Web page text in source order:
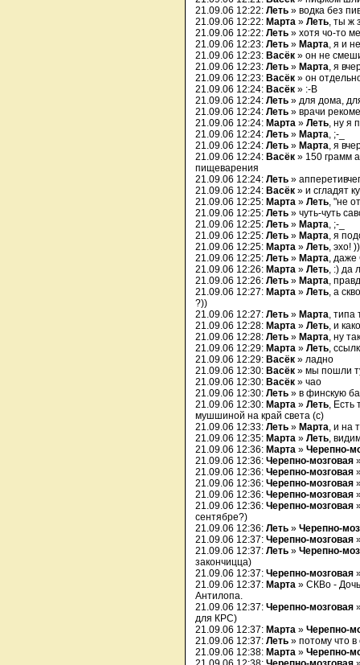
21.09.06 12:22: Леть » водка без
21.09.06 12:22: Марта » Леть, ты ж
21.09.06 12:22: Леть » хотя чо-то
21.09.06 12:23: Леть » Марта, я и
21.09.06 12:23: Васёк » он не
21.09.06 12:23: Леть » Марта, я
21.09.06 12:23: Васёк » он
21.09.06 12:24: Васёк » :-B
21.09.06 12:24: Леть » для дома,
21.09.06 12:24: Леть » врачи
21.09.06 12:24: Марта » Леть, ну я
21.09.06 12:24: Леть » Марта, ;-_
21.09.06 12:24: Леть » Марта, я
21.09.06 12:24: Васёк » 150 грамм
пищеварения
21.09.06 12:24: Леть » апперетивчег
21.09.06 12:24: Васёк » и сгладят
21.09.06 12:25: Марта » Леть, "не
21.09.06 12:25: Леть » чуть-чуть
21.09.06 12:25: Леть » Марта, ;-_
21.09.06 12:25: Леть » Марта, я
21.09.06 12:25: Марта » Леть, эхо!
21.09.06 12:25: Леть » Марта, даже
21.09.06 12:26: Марта » Леть, :) да
21.09.06 12:26: Леть » Марта,
21.09.06 12:27: Марта » Леть, а
?))
21.09.06 12:27: Леть » Марта, типа
21.09.06 12:28: Марта » Леть, и
21.09.06 12:28: Леть » Марта, ну
21.09.06 12:29: Марта » Леть,
21.09.06 12:29: Васёк » ладно
21.09.06 12:30: Васёк » мы пошли
21.09.06 12:30: Васёк » чао
21.09.06 12:30: Леть » в финскую
21.09.06 12:30: Марта » Леть, Есть
мушшиной на край света (с)
21.09.06 12:33: Леть » Марта, и на
21.09.06 12:35: Марта » Леть,
21.09.06 12:36: Марта » Черепно-
21.09.06 12:36: Черепно-мозговая
21.09.06 12:36: Черепно-мозговая
21.09.06 12:36: Черепно-мозговая
21.09.06 12:36: Черепно-мозговая
21.09.06 12:36: Черепно-мозговая
сентябре?)
21.09.06 12:36: Леть » Черепно-
21.09.06 12:37: Черепно-мозговая
21.09.06 12:37: Леть » Черепно-
закончицца)
21.09.06 12:37: Черепно-мозговая
21.09.06 12:37: Марта » CКВо -
Антилопа.
21.09.06 12:37: Черепно-мозговая
для КРС)
21.09.06 12:37: Марта » Черепно-
21.09.06 12:37: Леть » потому что
21.09.06 12:38: Марта » Черепно-